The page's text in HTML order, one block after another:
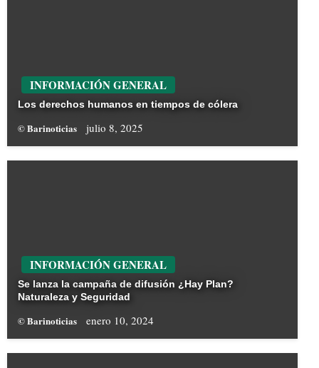
INFORMACIÓN GENERAL
Los derechos humanos en tiempos de cólera
© Barinoticias julio 8, 2025
INFORMACIÓN GENERAL
Se lanza la campaña de difusión ¿Hay Plan?
Naturaleza y Seguridad
© Barinoticias enero 10, 2024